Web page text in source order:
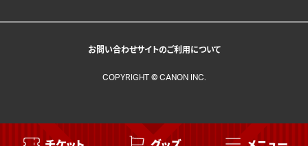
お問い合わせサイトのご利用について
COPYRIGHT © CANON INC.